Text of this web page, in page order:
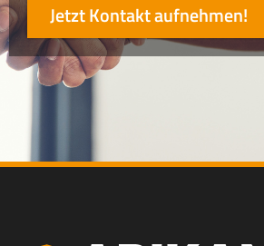
Jetzt Kontakt aufnehmen!